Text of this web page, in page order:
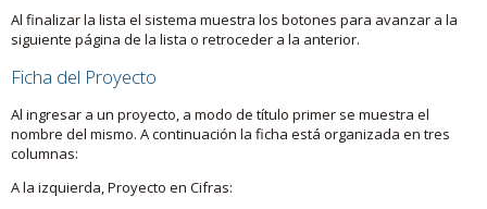
Al finalizar la lista el sistema muestra los botones para avanzar a la
siguiente página de la lista o retroceder a la anterior.
Ficha del Proyecto
Al ingresar a un proyecto, a modo de título primer se muestra el
nombre del mismo. A continuación la ficha está organizada en tres
columnas:
A la izquierda, Proyecto en Cifras: